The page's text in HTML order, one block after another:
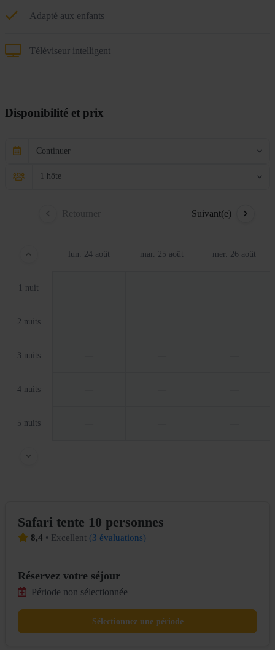
Adapté aux enfants
Téléviseur intelligent
Disponibilité et prix
Continuer
1 hôte
Retourner Suivant(e)
lun. 24 août mar. 25 août mer. 26 août
1 nuit
2 nuits
3 nuits
4 nuits
5 nuits
Safari tente 10 personnes
8,4 • Excellent (3 évaluations)
Réservez votre séjour
Période non sélectionnée
Sélectionnez une période